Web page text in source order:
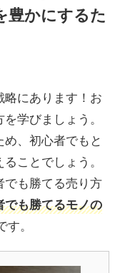
豊かにするた
にあります！お
学びましょう。
、初心者でもと
ことでしょう。
でも勝てる売り方
でも勝てるモノの
す。